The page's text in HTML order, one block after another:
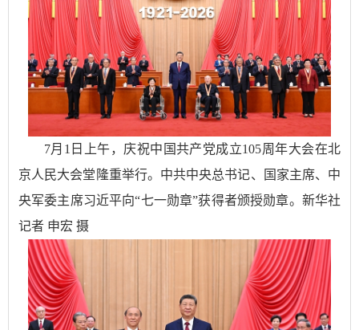
7月1日上午，庆祝中国共产党成立105周年大会在北
京人民大会堂隆重举行。中共中央总书记、国家主席、中
央军委主席习近平向“七一勋章”获得者颁授勋章。新华社
记者 申宏 摄